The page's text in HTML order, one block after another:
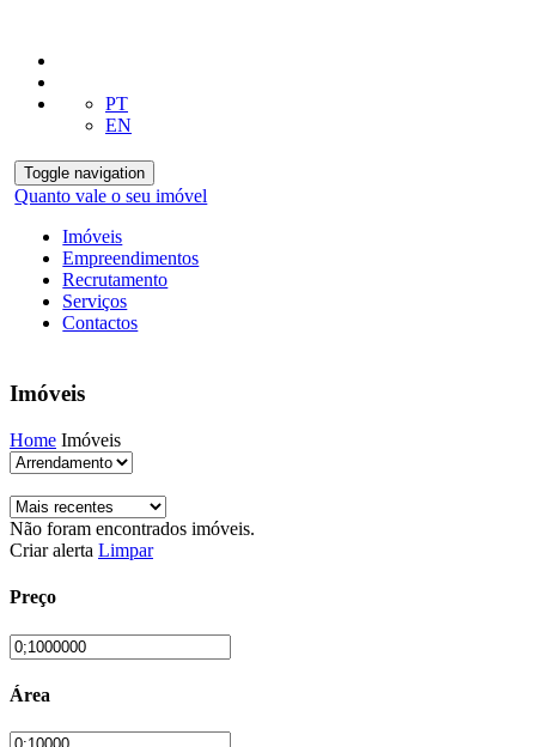
PT
EN
Toggle navigation
Quanto vale o seu imóvel
Imóveis
Empreendimentos
Recrutamento
Serviços
Contactos
Imóveis
Home Imóveis
Não foram encontrados imóveis.
Criar alerta Limpar
Preço
Área